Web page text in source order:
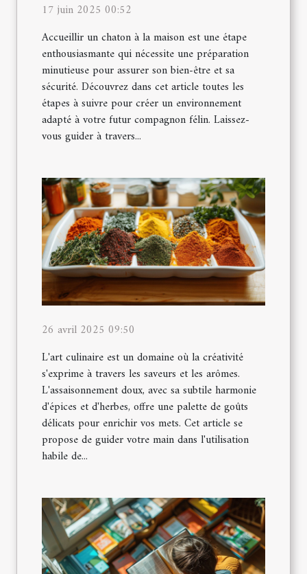
17 juin 2025 00:52
Accueillir un chaton à la maison est une étape
enthousiasmante qui nécessite une préparation
minutieuse pour assurer son bien-être et sa
sécurité. Découvrez dans cet article toutes les
étapes à suivre pour créer un environnement
adapté à votre futur compagnon félin. Laissez-
vous guider à travers...
26 avril 2025 09:50
L'art culinaire est un domaine où la créativité
s'exprime à travers les saveurs et les arômes.
L'assaisonnement doux, avec sa subtile harmonie
d'épices et d'herbes, offre une palette de goûts
délicats pour enrichir vos mets. Cet article se
propose de guider votre main dans l'utilisation
habile de...